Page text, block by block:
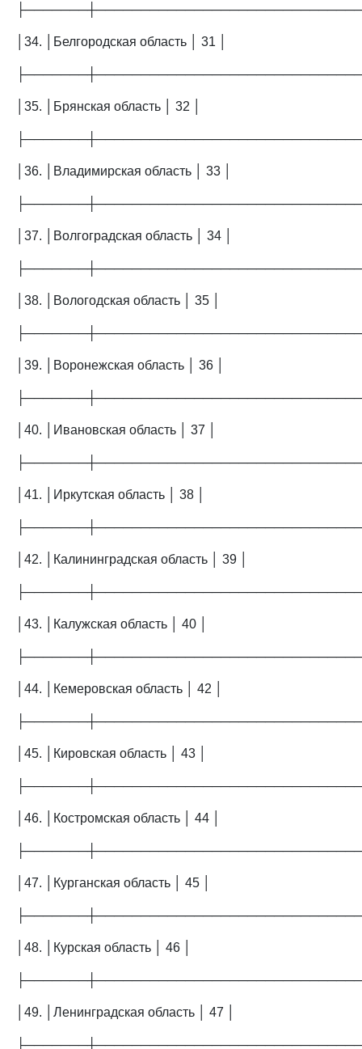
│34. │Белгородская область │ 31 │
│35. │Брянская область │ 32 │
│36. │Владимирская область │ 33 │
│37. │Волгоградская область │ 34 │
│38. │Вологодская область │ 35 │
│39. │Воронежская область │ 36 │
│40. │Ивановская область │ 37 │
│41. │Иркутская область │ 38 │
│42. │Калининградская область │ 39 │
│43. │Калужская область │ 40 │
│44. │Кемеровская область │ 42 │
│45. │Кировская область │ 43 │
│46. │Костромская область │ 44 │
│47. │Курганская область │ 45 │
│48. │Курская область │ 46 │
│49. │Ленинградская область │ 47 │